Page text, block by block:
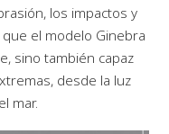
los impactos y
el modelo Ginebra
sino también capaz
desde la luz
mar.